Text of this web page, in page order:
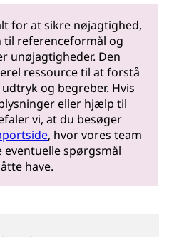
for at sikre nøjagtighed,
til referenceformål og
unøjagtigheder. Den
ressource til at forstå
og begreber. Hvis
eller hjælp til
vi, at du besøger
, hvor vores team
spørgsmål
have.